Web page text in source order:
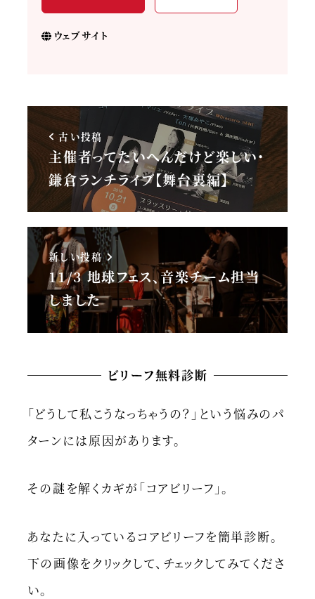
ウェブサイト
古い投稿
主催者ってたいへんだけど楽しい・
鎌倉ランチライブ【舞台裏編】
新しい投稿
11/3 地球フェス、音楽チーム担当
しました
ビリーフ無料診断
「どうして私こうなっちゃうの？」という悩みのパ
ターンには原因があります。
その謎を解くカギが「コアビリーフ」。
あなたに入っているコアビリーフを簡単診断。
下の画像をクリックして、チェックしてみてくださ
い。